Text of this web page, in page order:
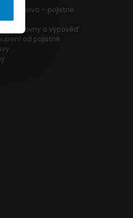
domova – pojistné
pojišťovny a výpověď
od pojistné